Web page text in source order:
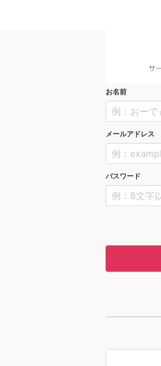
お名前
メールアドレス
パスワード